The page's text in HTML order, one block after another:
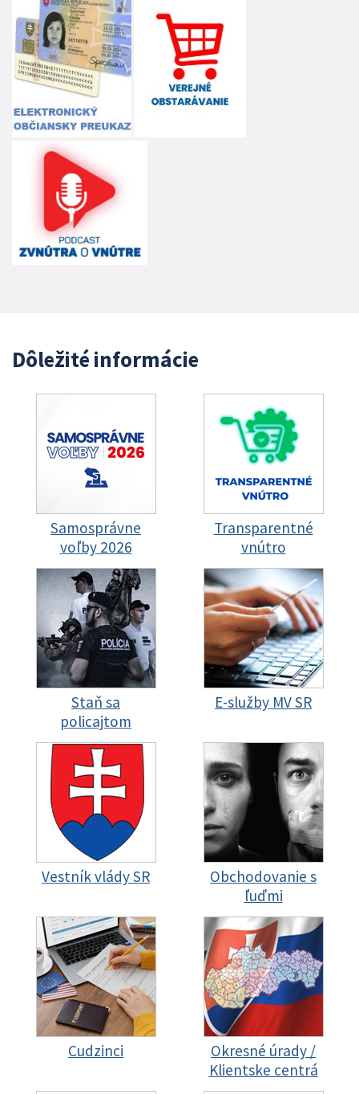
Dôležité informácie
Samosprávne
voľby 2026
Transparentné
vnútro
Staň sa
policajtom
E-služby MV SR
Vestník vlády SR
Obchodovanie s
ľuďmi
Cudzinci
Okresné úrady /
Klientske centrá